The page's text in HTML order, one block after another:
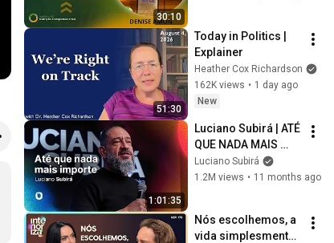
30:10
51:30
Today in Politics |
Explainer
Heather Cox Richardson
162K views • 1 day ago
New
1:01:35
Luciano Subirá | ATÉ
QUE NADA MAIS
IMPORTE
Luciano Subirá
1.2M views • 11 months ago
Nós escolhemos, a
vida simplesmente